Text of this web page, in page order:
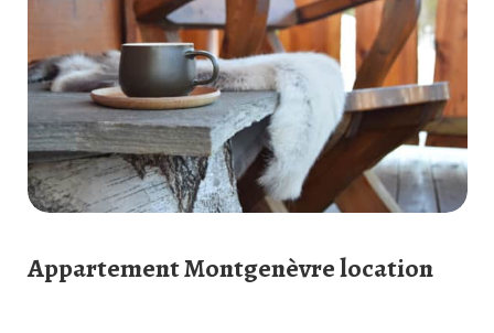
Appartement Montgenèvre location